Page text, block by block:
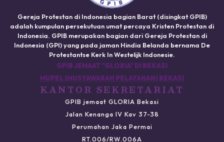
Gereja Protestan di Indonesia bagian Barat (disingkat GPIB)
adalah kumpulan persekutuan umat percaya Kristen Protestan di
Indonesia. GPIB merupakan bagian dari Gereja Protestan di
Indonesia (GPI) yang pada jaman Hindia Belanda bernama De
Protestantse Kerk In Westelijk Indonesie.
GPIB JEMAAT "GLORIA" DI BEKASI
MUPEL (MUSYAWARAH PELAYANAN) BEKASI
KANTOR SEKRETARIAT
GPIB jemaat GLORIA Bekasi
Jalan Kenanga IV Kav 37-38
Perumahan Jaka Permai
RT.006/RW.006A